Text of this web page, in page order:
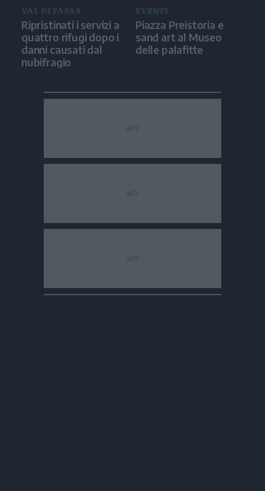
VAL DI FASSA
Ripristinati i servizi a
quattro rifugi dopo i
danni causati dal
nubifragio
EVENTI
Piazza Preistoria e
sand art al Museo
delle palafitte